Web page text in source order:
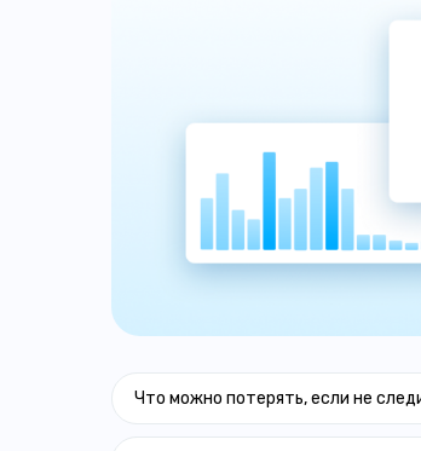
Что можно потерять, если не